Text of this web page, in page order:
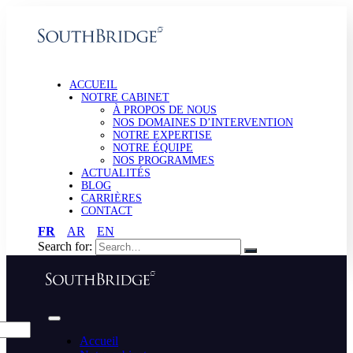
ACCUEIL
NOTRE CABINET
À PROPOS DE NOUS
NOS DOMAINES D’INTERVENTION
NOTRE EXPERTISE
NOTRE ÉQUIPE
NOS PROGRAMMES
ACTUALITÉS
BLOG
CARRIÈRES
CONTACT
FR AR
EN
Search for:
Accueil